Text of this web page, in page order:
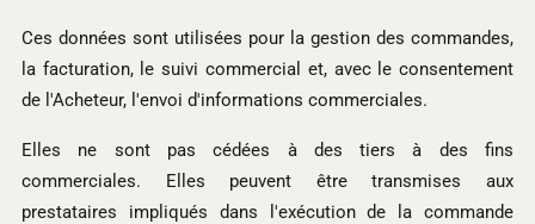
Ces données sont utilisées pour la gestion des commandes,
la facturation, le suivi commercial et, avec le consentement
de l'Acheteur, l'envoi d'informations commerciales.
Elles ne sont pas cédées à des tiers à des fins
commerciales. Elles peuvent être transmises aux
prestataires impliqués dans l'exécution de la commande